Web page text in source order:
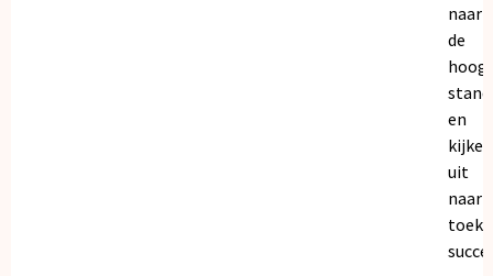
naar
de
en
kijken
uit
naar